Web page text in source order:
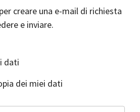
creare una e-mail di richiesta
e inviare.
dati
dei miei dati